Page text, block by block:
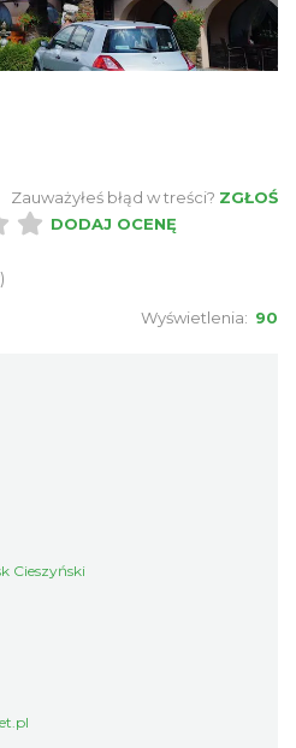
Zauważyłeś błąd w treści? ZGŁOŚ
DODAJ OCENĘ
Wyświetlenia: 90
Cieszyński